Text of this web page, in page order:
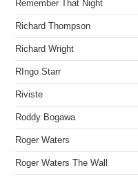
Remember That Night
Richard Thompson
Richard Wright
RIngo Starr
Riviste
Roddy Bogawa
Roger Waters
Roger Waters The Wall